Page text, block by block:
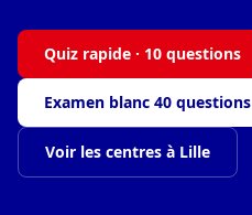
Quiz rapide · 10 questions
Examen blanc 40 questions
Voir les centres à Lille